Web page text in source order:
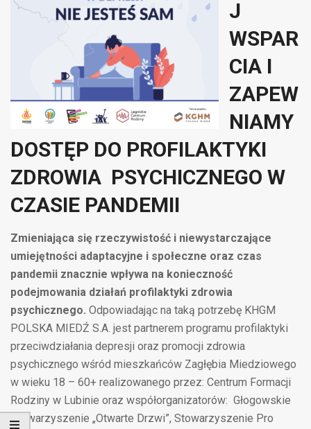
J
WSPAR
CIA I
ZAPEW
NIAMY
DOSTĘP DO PROFILAKTYKI
ZDROWIA PSYCHICZNEGO W
CZASIE PANDEMII
Zmieniająca się rzeczywistość i niewystarczające
umiejętności adaptacyjne i społeczne oraz czas
pandemii znacznie wpływa na konieczność
podejmowania działań profilaktyki zdrowia
psychicznego. Odpowiadając na taką potrzebę KHGM
POLSKA MIEDŹ S.A. jest partnerem programu profilaktyki
przeciwdziałania depresji oraz promocji zdrowia
psychicznego wśród mieszkańców Zagłębia Miedziowego
w wieku 18 – 60+ realizowanego przez: Centrum Formacji
Rodziny w Lubinie oraz współorganizatorów: Głogowskie
Stowarzyszenie „Otwarte Drzwi”, Stowarzyszenie Pro